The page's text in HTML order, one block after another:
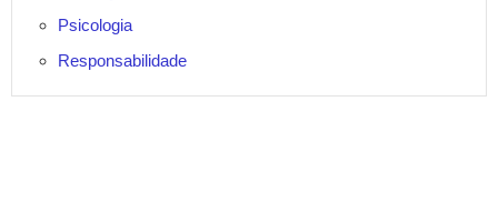
Psicologia
Responsabilidade